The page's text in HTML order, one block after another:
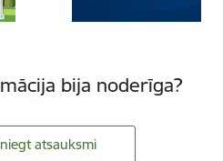
bija noderīga?
atsauksmi